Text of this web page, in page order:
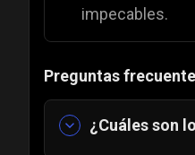
impecables.
Preguntas
¿Cuáles son